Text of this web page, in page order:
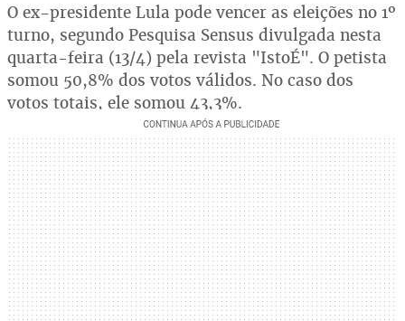
O ex-presidente Lula pode vencer as eleições no 1º
turno, segundo Pesquisa Sensus divulgada nesta
quarta-feira (13/4) pela revista "IstoÉ". O petista
somou 50,8% dos votos válidos. No caso dos
votos totais, ele somou 43,3%.